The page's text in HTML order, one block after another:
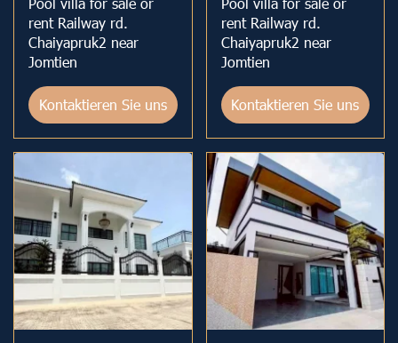
rent Railway rd.
Chaiyapruk2 near
Jomtien
Kontaktieren Sie uns
rent Railway rd.
Chaiyapruk2 near
Jomtien
Kontaktieren Sie uns